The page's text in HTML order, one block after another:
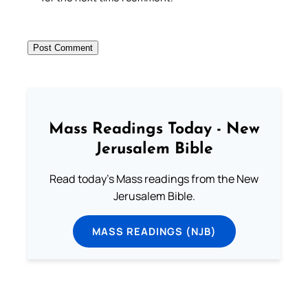
Mass Readings Today - New
Jerusalem Bible
Read today's Mass readings from the New
Jerusalem Bible.
MASS READINGS (NJB)